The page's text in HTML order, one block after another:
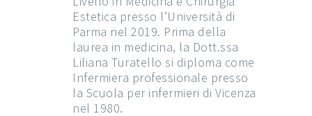
Estetica presso l’Università di
Parma nel 2019. Prima della
laurea in medicina, la Dott.ssa
Liliana Turatello si diploma come
Infermiera professionale presso
la Scuola per infermieri di Vicenza
nel 1980.